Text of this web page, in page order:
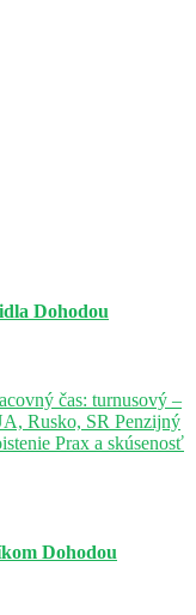
Dohodou
čas: turnusový –
Rusko, SR Penzijný
Prax a skúsenosť
Dohodou